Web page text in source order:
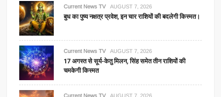
Current News TV AUGUST 7, 2026
बुध का पुष्य नक्षत्र प्रवेश, इन चार राशियों की बदलेगी किस्मत।
Current News TV AUGUST 7, 2026
17 अगस्त से सूर्य-केतु मिलन, सिंह समेत तीन राशियों की
चमकेगी किस्मत
Current News TV AUGUST 7, 2026